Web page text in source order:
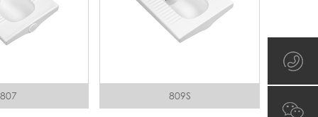
807 809S